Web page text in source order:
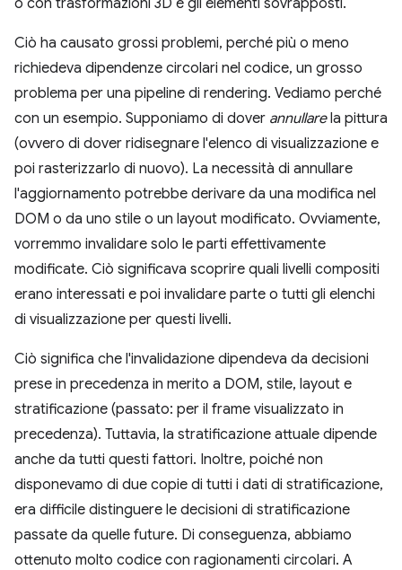
Ciò ha causato grossi problemi, perché più o meno
richiedeva dipendenze circolari nel codice, un grosso
problema per una pipeline di rendering. Vediamo perché
con un esempio. Supponiamo di dover annullarela pittura
(ovvero di dover ridisegnare l'elenco di visualizzazione e
poi rasterizzarlo di nuovo). La necessità di annullare
l'aggiornamento potrebbe derivare da una modifica nel
DOM o da uno stile o un layout modificato. Ovviamente,
vorremmo invalidare solo le parti effettivamente
modificate. Ciò significava scoprire quali livelli compositi
erano interessati e poi invalidare parte o tutti gli elenchi
di visualizzazione per questi livelli.
Ciò significa che l'invalidazione dipendeva da decisioni
prese in precedenza in merito a DOM, stile, layout e
stratificazione (passato: per il frame visualizzato in
precedenza). Tuttavia, la stratificazione attuale dipende
anche da tutti questi fattori. Inoltre, poiché non
disponevamo di due copie di tutti i dati di stratificazione,
era difficile distinguere le decisioni di stratificazione
passate da quelle future. Di conseguenza, abbiamo
ottenuto molto codice con ragionamenti circolari. A